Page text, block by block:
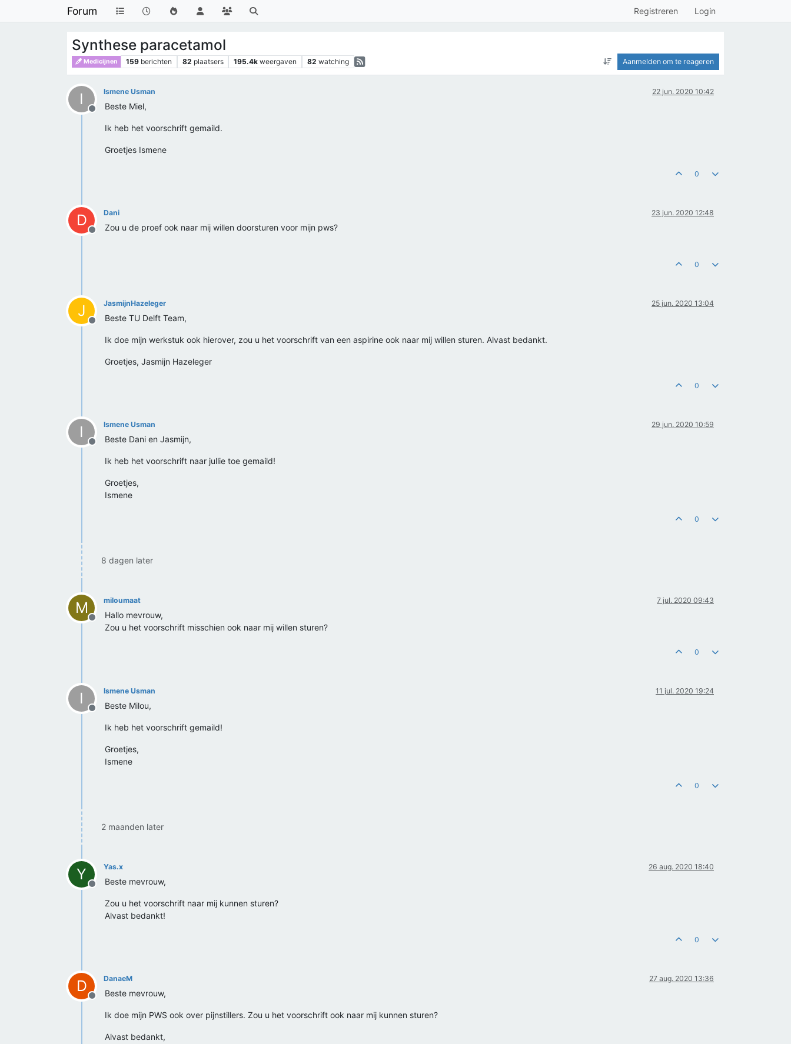
Forum Registreren Login
Synthese paracetamol
Medicijnen 159 berichten 82 plaatsers 195.4k weergaven 82 watching Aanmelden om te reageren
I
Offline
Ismene Usman 22 jun. 2020 10:42
Beste Miel,
Ik heb het voorschrift gemaild.
Groetjes Ismene
0
D
Offline
Dani 23 jun. 2020 12:48
Zou u de proef ook naar mij willen doorsturen voor mijn pws?
0
J
Offline
JasmijnHazeleger 25 jun. 2020 13:04
Beste TU Delft Team,
Ik doe mijn werkstuk ook hierover, zou u het voorschrift van een aspirine ook naar mij willen sturen. Alvast bedankt.
Groetjes, Jasmijn Hazeleger
0
I
Offline
Ismene Usman 29 jun. 2020 10:59
Beste Dani en Jasmijn,
Ik heb het voorschrift naar jullie toe gemaild!
Groetjes,
Ismene
0
8 dagen later
M
Offline
miloumaat 7 jul. 2020 09:43
Hallo mevrouw,
Zou u het voorschrift misschien ook naar mij willen sturen?
0
I
Offline
Ismene Usman 11 jul. 2020 19:24
Beste Milou,
Ik heb het voorschrift gemaild!
Groetjes,
Ismene
0
2 maanden later
Y
Offline
Yas.x 26 aug. 2020 18:40
Beste mevrouw,
Zou u het voorschrift naar mij kunnen sturen?
Alvast bedankt!
0
D
Offline
DanaeM 27 aug. 2020 13:36
Beste mevrouw,
Ik doe mijn PWS ook over pijnstillers. Zou u het voorschrift ook naar mij kunnen sturen?
Alvast bedankt,